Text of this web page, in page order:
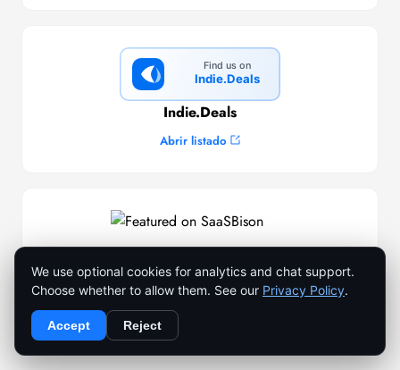
Indie.Deals
Abrir listado
SaaSBison
Abrir listado
We use optional cookies for analytics and chat support.
Choose whether to allow them. See our Privacy Policy.
Accept Reject